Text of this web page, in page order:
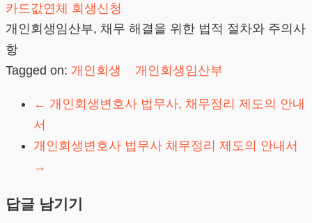
카드값연체 회생신청
개인회생임산부, 채무 해결을 위한 법적 절차와 주의사
항
Tagged on: 개인회생 개인회생임산부
← 개인회생변호사 법무사, 채무정리 제도의 안내
서
개인회생변호사 법무사 채무정리 제도의 안내서
→
답글 남기기